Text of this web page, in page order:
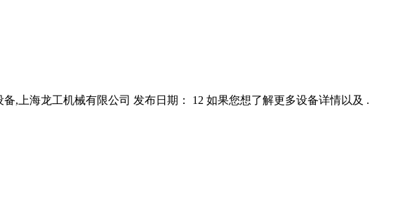
,上海龙工机械有限公司 发布日期： 12 如果您想了解更多设备详情以及 .